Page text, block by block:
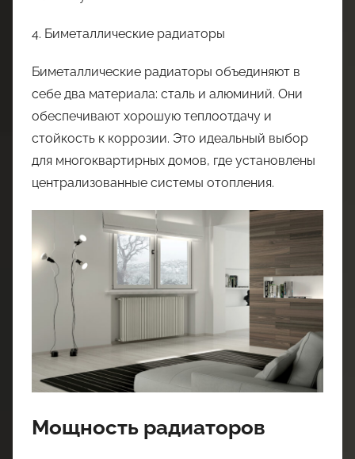
4. Биметаллические радиаторы
Биметаллические радиаторы объединяют в
себе два материала: сталь и алюминий. Они
обеспечивают хорошую теплоотдачу и
стойкость к коррозии. Это идеальный выбор
для многоквартирных домов, где установлены
централизованные системы отопления.
Мощность радиаторов